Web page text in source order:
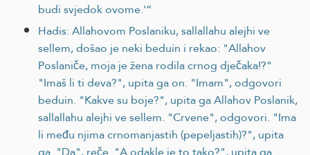
budi svjedok ovome.'“
Hadis: Allahovom Poslaniku, sallallahu alejhi ve
sellem, došao je neki beduin i rekao: "Allahov
Poslaniče, moja je žena rodila crnog dječaka!?"
"Imaš li ti deva?", upita ga on. "Imam", odgovori
beduin. "Kakve su boje?", upita ga Allahov Poslanik,
sallallahu alejhi ve sellem. "Crvene", odgovori. "Ima
li među njima crnomanjastih (pepeljastih)?", upita